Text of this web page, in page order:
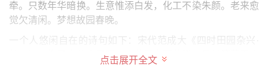
牵。只数年华暗换。生意惟添白发，化工不染朱颜。老来愈
觉欠清闲。梦想故园春晚。
一个人悠闲自在的诗句如下：宋代范成大《四时田园杂兴·
其二》：梅子金黄杏子肥，麦花雪白菜花稀。日长篱落无人
点击展开全文